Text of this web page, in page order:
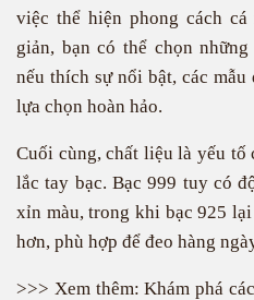
việc thể hiện phong cách
giản, bạn có thể chọn
nếu thích sự nổi bật, các
lựa chọn hoàn hảo.
Cuối cùng, chất liệu là yếu
lắc tay bạc. Bạc 999 tuy có
xỉn màu, trong khi bạc 925
hơn, phù hợp để đeo hàng
>>> Xem thêm: Khám phá các